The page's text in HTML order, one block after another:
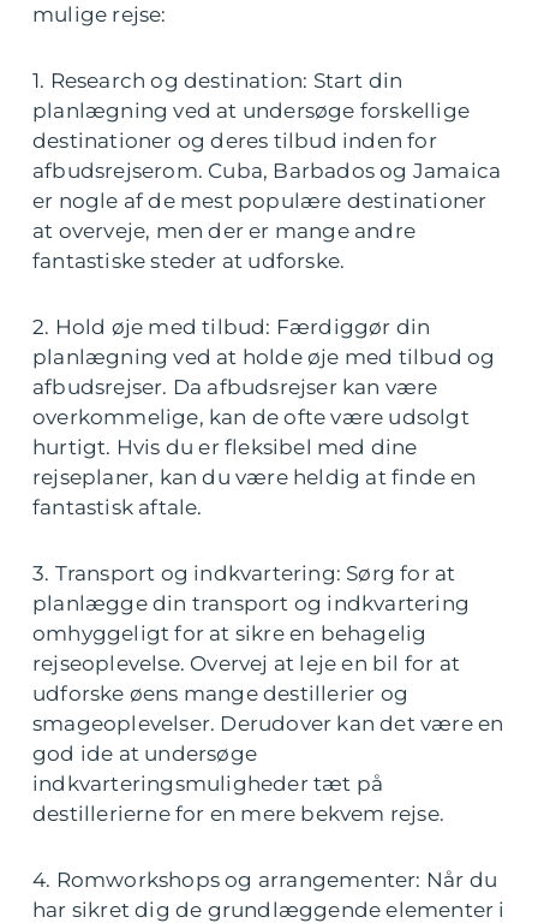
mulige rejse:
1. Research og destination: Start din
planlægning ved at undersøge forskellige
destinationer og deres tilbud inden for
afbudsrejserom. Cuba, Barbados og Jamaica
er nogle af de mest populære destinationer
at overveje, men der er mange andre
fantastiske steder at udforske.
2. Hold øje med tilbud: Færdiggør din
planlægning ved at holde øje med tilbud og
afbudsrejser. Da afbudsrejser kan være
overkommelige, kan de ofte være udsolgt
hurtigt. Hvis du er fleksibel med dine
rejseplaner, kan du være heldig at finde en
fantastisk aftale.
3. Transport og indkvartering: Sørg for at
planlægge din transport og indkvartering
omhyggeligt for at sikre en behagelig
rejseoplevelse. Overvej at leje en bil for at
udforske øens mange destillerier og
smageoplevelser. Derudover kan det være en
god ide at undersøge
indkvarteringsmuligheder tæt på
destillerierne for en mere bekvem rejse.
4. Romworkshops og arrangementer: Når du
har sikret dig de grundlæggende elementer i